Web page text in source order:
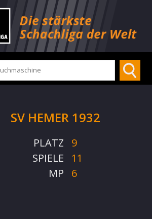
SV HEMER 1932
PLATZ
9
SPIELE
11
MP
6